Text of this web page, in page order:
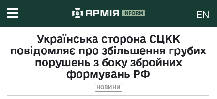
EN
Українська сторона СЦКК
повідомляє про збільшення грубих
порушень з боку збройних
формувань РФ
НОВИНИ